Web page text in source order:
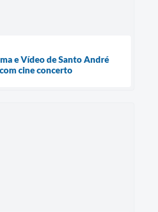
e Vídeo de Santo André
cine concerto